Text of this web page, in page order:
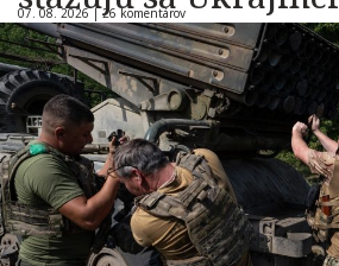
07. 08. 2026 |26 komentárov